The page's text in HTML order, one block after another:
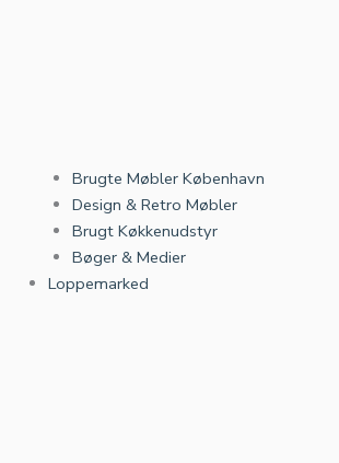
Brugte Møbler København
Design & Retro Møbler
Brugt Køkkenudstyr
Bøger & Medier
Loppemarked